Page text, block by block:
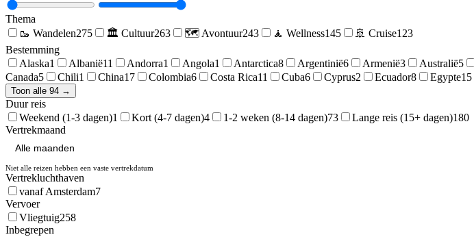
Thema
🥾 Wandelen275 🏛️ Cultuur263 🗺️ Avontuur243 🧘 Wellness145 🚢 Cruise123
Bestemming
Alaska1 Albanië11 Andorra1 Angola1 Antarctica8 Argentinië6 Armenië3 Australië5
Canada5 Chili1 China17 Colombia6 Costa Rica11 Cuba6 Cyprus2 Ecuador8 Egypte15
Toon alle 94 →
Duur reis
Weekend (1-3 dagen)1 Kort (4-7 dagen)4 1-2 weken (8-14 dagen)73 Lange reis (15+ dagen)180
Vertrekmaand
Niet alle reizen hebben een vaste vertrekdatum
Vertrekluchthaven
vanaf Amsterdam7
Vervoer
Vliegtuig258
Inbegrepen